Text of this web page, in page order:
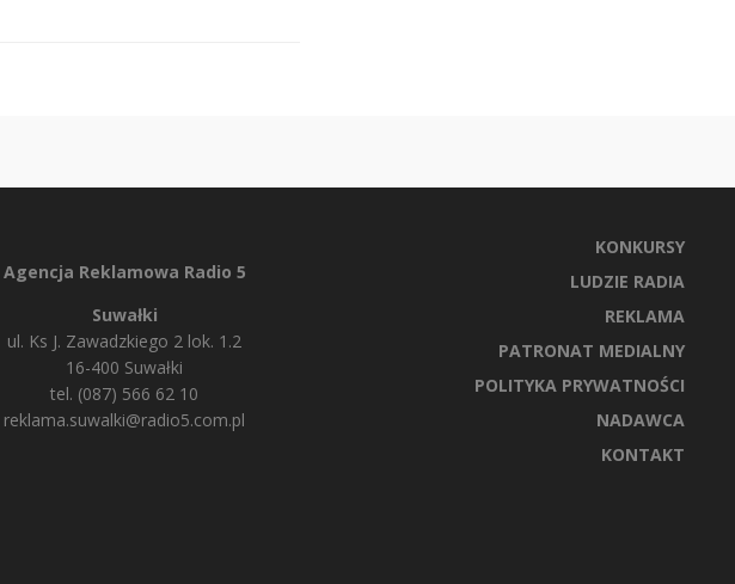
Agencja Reklamowa Radio 5
Suwałki
ul. Ks J. Zawadzkiego 2 lok. 1.2
16-400 Suwałki
tel. (087) 566 62 10
reklama.suwalki@radio5.com.pl
KONKURSY
LUDZIE RADIA
REKLAMA
PATRONAT MEDIALNY
POLITYKA PRYWATNOŚCI
NADAWCA
KONTAKT